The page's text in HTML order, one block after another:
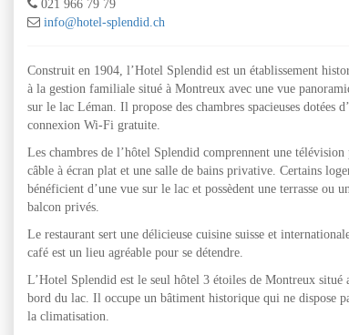
021 966 79 79
info@hotel-splendid.ch
Construit en 1904, l’Hotel Splendid est un établissement
à la gestion familiale situé à Montreux avec une vue
sur le lac Léman. Il propose des chambres spacieuses dotées
connexion Wi-Fi gratuite.
Les chambres de l’hôtel Splendid comprennent une télévision
câble à écran plat et une salle de bains privative. Certains
bénéficient d’une vue sur le lac et possèdent une terrasse ou
balcon privés.
Le restaurant sert une délicieuse cuisine suisse et
café est un lieu agréable pour se détendre.
L’Hotel Splendid est le seul hôtel 3 étoiles de Montreux situé
bord du lac. Il occupe un bâtiment historique qui ne dispose
la climatisation.